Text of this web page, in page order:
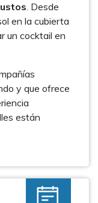
. Desde
en la cubierta
un cocktail en
y que ofrece
están